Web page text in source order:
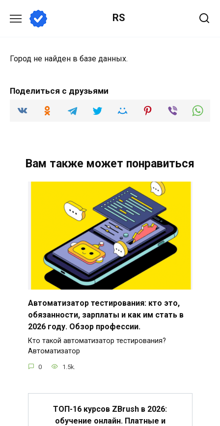
содержанию
RS
Город не найден в базе данных.
Поделиться с друзьями
Вам также может понравиться
Автоматизатор тестирования: кто это,
обязанности, зарплаты и как им стать в
2026 году. Обзор профессии.
Кто такой автоматизатор тестирования?
Автоматизатор
0 1.5k.
ТОП-16 курсов ZBrush в 2026:
обучение онлайн. Платные и